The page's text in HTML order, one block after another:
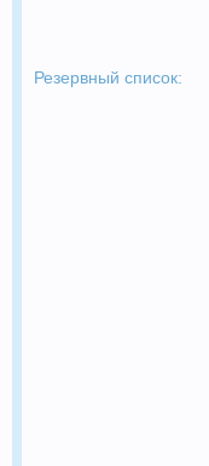
Резервный список: